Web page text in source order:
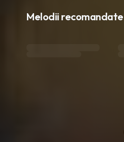
Melodii recomandate